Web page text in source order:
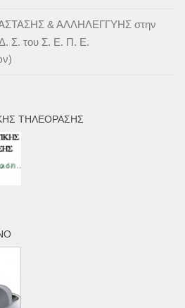
& ΑΛΛΗΛΕΓΓΥΗΣ στην
Σ. του Σ. Ε. Π. Ε.
ΤΗΛΕΌΡΑΣΗΣ